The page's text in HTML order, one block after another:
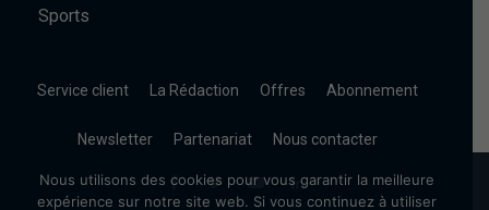
Sports
Service client La Rédaction Offres Abonnement
Newsletter Partenariat Nous contacter
Nous utilisons des cookies pour vous garantir la meilleure
expérience sur notre site web. Si vous continuez à utiliser